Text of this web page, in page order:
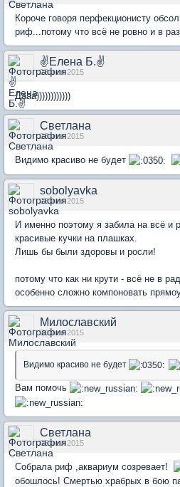
Короче говоря перфекционисту
риф...потому что всё не ровно и в
✌Елена Б.✌
28 июн 2015
Дааа))))))))))))
Светлана
28 июн 2015
Видимо красиво не будет
sobolyavka
28 июн 2015
И именно поэтому я забила на всё и
красивые кучки на плашках.
Лишь бы были здоровы и росли!
потому что как ни крути - всё не в
особенно сложно компоновать
Милославский
30 июн 2015
Видимо красиво не будет
Вам помочь
Светлана
05 июл 2015
Собрала риф ,аквариум созревает!
обошлось! Смертью храбрых в бою